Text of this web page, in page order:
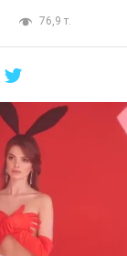
76,9 т.